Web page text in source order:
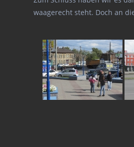
waagerecht steht. Doch an